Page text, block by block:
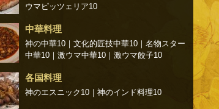
ウマピッツェリア10
中華料理
神の中華10 ｜ 文化的匠技中華10 ｜ 名物スター
中華10 ｜ 激ウマ中華10 ｜ 激ウマ餃子10
各国料理
神のエスニック10 ｜ 神のインド料理10